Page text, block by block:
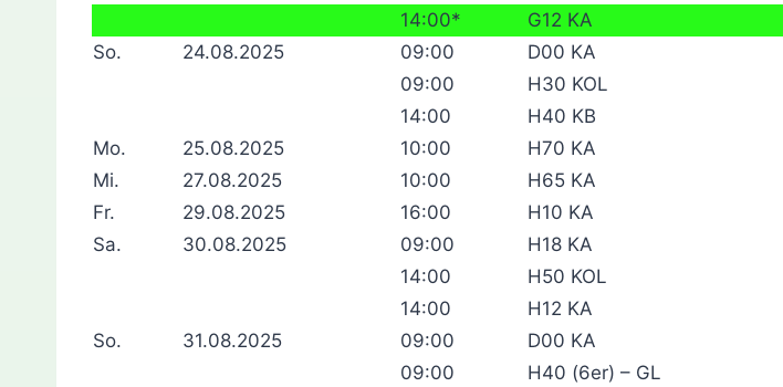
14:00*
G12 KA
So.
24.08.2025 09:00 D00 KA
09:00
H30 KOL
14:00
H40 KB
Mo.
25.08.2025 10:00 H70 KA
Mi.
27.08.2025 10:00 H65 KA
Fr.
29.08.2025 16:00 H10 KA
Sa.
30.08.2025 09:00 H18 KA
14:00
H50 KOL
14:00
H12 KA
So.
31.08.2025 09:00 D00 KA
09:00
H40 (6er) – GL